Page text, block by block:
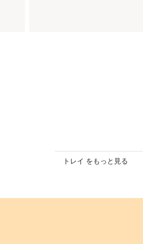
トレイ をもっと見る